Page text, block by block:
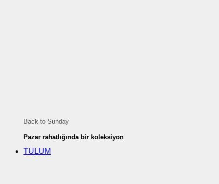
Back to Sunday
Pazar rahatlığında bir koleksiyon
TULUM